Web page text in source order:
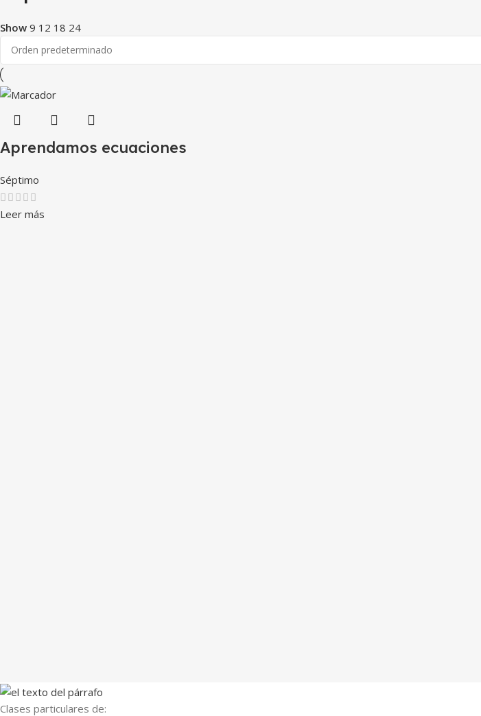
Show 9 12 18 24
Aprendamos ecuaciones
Séptimo
Leer más
Clases particulares de: